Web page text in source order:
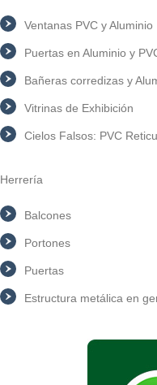
Ventanas PVC y Aluminio
Puertas en Aluminio y
Bañeras corredizas y
Vitrinas de Exhibición
Cielos Falsos: PVC
Herrería
Balcones
Portones
Puertas
Estructura metálica en